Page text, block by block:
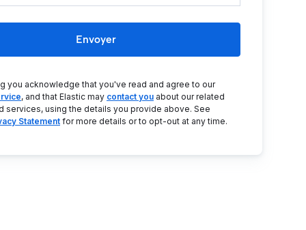
Envoyer
you acknowledge that you've read and agree to our
, and that Elastic may contact you about our related
services, using the details you provide above. See
Statementfor more details or to opt-out at any time.